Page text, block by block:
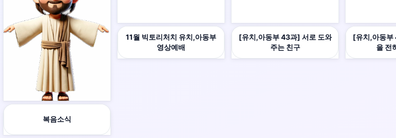
복음소식
11월 빅토리처치 유치,아동부
영상예배
[유치,아동부 43과] 서로 도와
주는 친구
[유치,아동부
을 전